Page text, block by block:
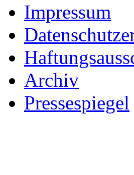
Impressum
Archiv
Pressespiegel